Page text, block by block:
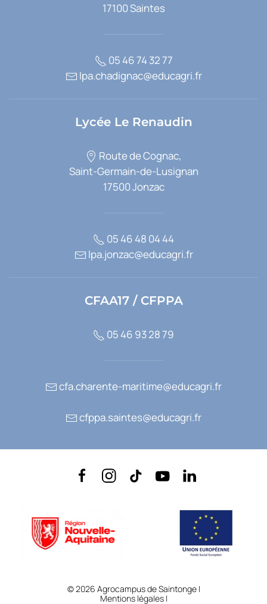
17100 Saintes
05 46 74 32 77
lpa.chadignac@educagri.fr
Lycée Le Renaudin
Route de Cognac,
Saint-Germain-de-Lusignan
17500 Jonzac
05 46 48 04 44
lpa.jonzac@educagri.fr
CFAA17 / CFPPA
05 46 93 28 79
cfa.charente-maritime@educagri.fr
cfppa.saintes@educagri.fr
©2026 Agrocampus de Saintonge |
Mentions légales|